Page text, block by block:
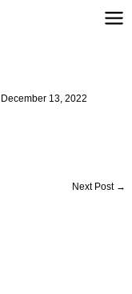
December 13, 2022
Next Post →